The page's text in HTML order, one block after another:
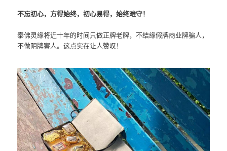
不忘初心，方得始终，初心易得，始终难守！
泰佛灵缘将近十年的时间只做正牌老牌，不结缘假牌商业牌骗人，
不做阴牌害人。这点实在让人赞叹！